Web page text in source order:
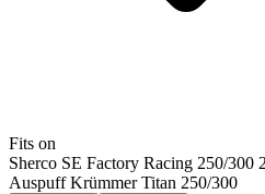
Fits on
Sherco SE Factory Racing 250/300
Auspuff Krümmer Titan 250/300